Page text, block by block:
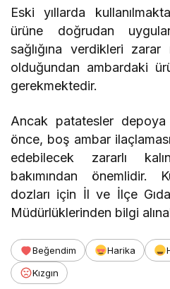
Eski yıllarda
ürüne doğrudan
sağlığına verdikleri zarar
olduğundan ambardaki
gerekmektedir.
Ancak patatesler
önce, boş ambar
edebilecek zararlı
bakımından önemlidir.
dozları için İl ve İlçe
Müdürlüklerinden bilgi
Beğendim Harika
Kızgın